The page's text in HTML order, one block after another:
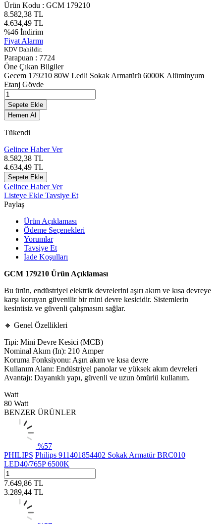
Ürün Kodu : GCM 179210
8.582,38 TL
4.634,49 TL
%46 İndirim
Fiyat Alarmı
KDV Dahildir.
Parapuan : 7724
Öne Çıkan Bilgiler
Gecem 179210 80W Ledli Sokak Armatürü 6000K Alüminyum
Etanj Gövde
Sepete Ekle
Hemen Al
Tükendi
Gelince Haber Ver
8.582,38 TL
4.634,49 TL
Sepete Ekle
Gelince Haber Ver
Listeye Ekle Tavsiye Et
Paylaş
Ürün Açıklaması
Ödeme Seçenekleri
Yorumlar
Tavsiye Et
İade Koşulları
GCM 179210 Ürün Açıklaması
Bu ürün, endüstriyel elektrik devrelerini aşırı akım ve kısa devreye
karşı koruyan güvenilir bir mini devre kesicidir. Sistemlerin
kesintisiz ve güvenli çalışmasını sağlar.
🔹 Genel Özellikleri
Tipi: Mini Devre Kesici (MCB)
Nominal Akım (In): 210 Amper
Koruma Fonksiyonu: Aşırı akım ve kısa devre
Kullanım Alanı: Endüstriyel panolar ve yüksek akım devreleri
Avantajı: Dayanıklı yapı, güvenli ve uzun ömürlü kullanım.
Watt
80 Watt
BENZER ÜRÜNLER
%57
PHILIPS Philips 911401854402 Sokak Armatür BRC010
LED40/765P 6500K
7.649,86 TL
3.289,44 TL